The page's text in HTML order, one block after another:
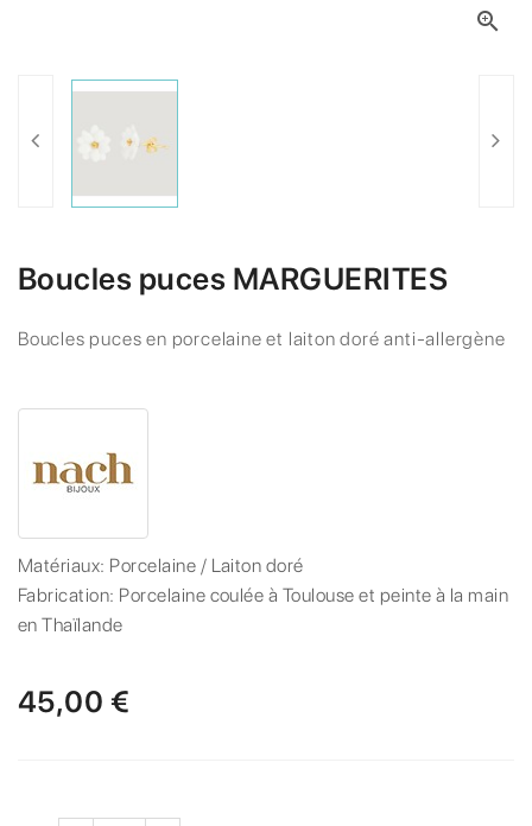

Boucles puces MARGUERITES
Boucles puces en porcelaine et laiton doré anti-allergène
Matériaux: Porcelaine / Laiton doré
Fabrication: Porcelaine coulée à Toulouse et peinte à la main
en Thaïlande
45,00 €